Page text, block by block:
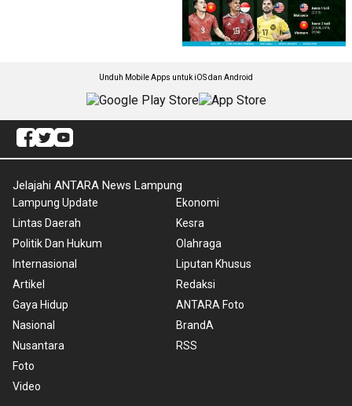
Unduh Mobile Apps untuk iOS dan Android
Jelajahi ANTARA News Lampung
Lampung Update
Lintas Daerah
Politik Dan Hukum
Internasional
Artikel
Gaya Hidup
Nasional
Nusantara
Foto
Video
Ekonomi
Kesra
Olahraga
Liputan Khusus
Redaksi
ANTARA Foto
BrandA
RSS